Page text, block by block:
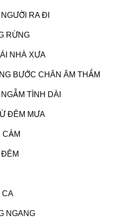
RA ĐI
RỪNG
NHÀ XƯA
BƯỚC CHÂN ÂM THẦM
TÌNH DÀI
ĐÊM MƯA
CẢM
ĐÊM
CA
NGANG